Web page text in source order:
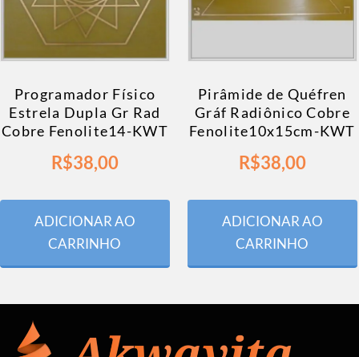
Programador Físico
Estrela Dupla Gr Rad
Cobre Fenolite14-KWT
R$38,00
ADICIONAR AO
CARRINHO
Pirâmide de Quéfren
Gráf Radiônico Cobre
Fenolite10x15cm-KWT
R$38,00
ADICIONAR AO
CARRINHO